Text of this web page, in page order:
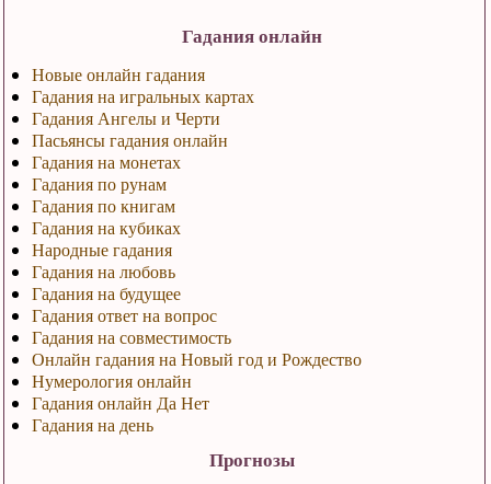
Гадания онлайн
Новые онлайн гадания
Гадания на игральных картах
Гадания Ангелы и Черти
Пасьянсы гадания онлайн
Гадания на монетах
Гадания по рунам
Гадания по книгам
Гадания на кубиках
Народные гадания
Гадания на любовь
Гадания на будущее
Гадания ответ на вопрос
Гадания на совместимость
Онлайн гадания на Новый год и Рождество
Нумерология онлайн
Гадания онлайн Да Нет
Гадания на день
Прогнозы